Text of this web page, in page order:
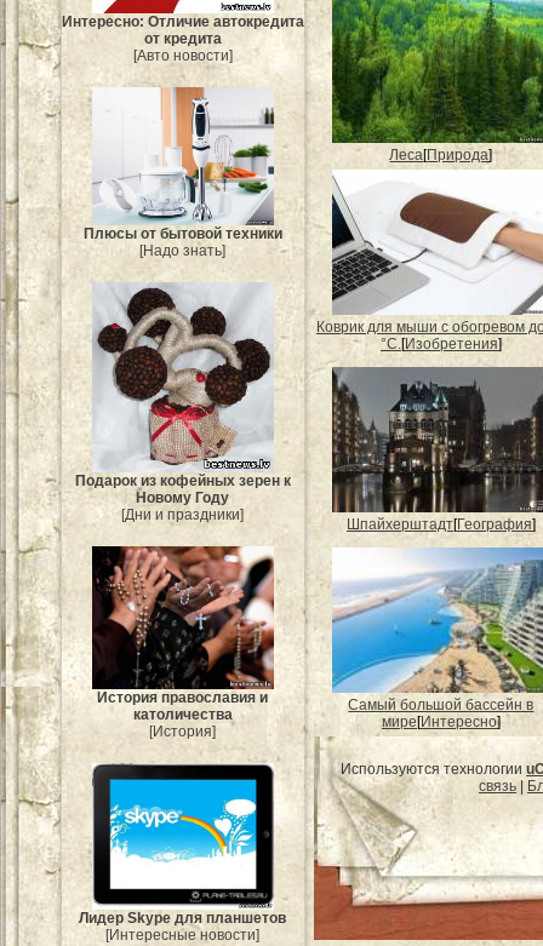
Интересно: Отличие автокредита
от кредита
[Авто новости]
Плюсы от бытовой техники
[Надо знать]
Подарок из кофейных зерен к
Новому Году
[Дни и праздники]
История православия и
католичества
[История]
Лидер Skype для планшетов
[Интересные новости]
Леса[Природа]
Коврик для мыши с обогревом
°С.[Изобретения]
Шпайхерштадт[География]
Самый большой бассейн в
мире [Интересно]
Используются технологии
связь